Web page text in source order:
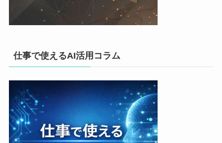
仕事で使えるAI活用コラム